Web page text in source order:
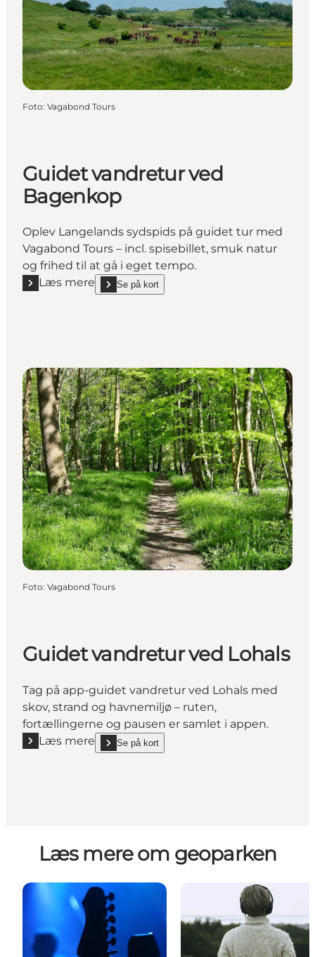
Foto: Vagabond Tours
Guidet vandretur ved
Bagenkop
Oplev Langelands sydspids på guidet tur med
Vagabond Tours – incl. spisebillet, smuk natur
og frihed til at gå i eget tempo.
Læs mere
Læs mere "Guidet vandretur ved Bagenkop"
Se på kort
show Guidet vandretur ved Bagenkop on_map
Foto: Vagabond Tours
Guidet vandretur ved Lohals
Tag på app-guidet vandretur ved Lohals med
skov, strand og havnemiljø – ruten,
fortællingerne og pausen er samlet i appen.
Læs mere
Læs mere "Guidet vandretur ved Lohals"
Se på kort
show Guidet vandretur ved Lohals on_map
Læs mere om geoparken